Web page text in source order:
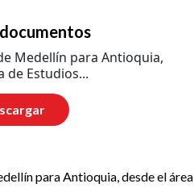
Medellín para Antioquia,
de Estudios...
para Antioquia, desde el área